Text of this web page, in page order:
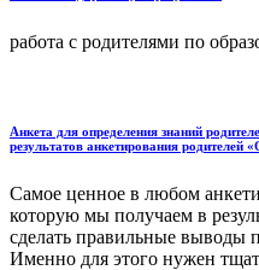
работа с родителями по
Анкета для определения знаний
результатов анкетирования родителей
Самое ценное в любом
которую мы получаем в
сделать правильные выводы
Именно для этого нужен